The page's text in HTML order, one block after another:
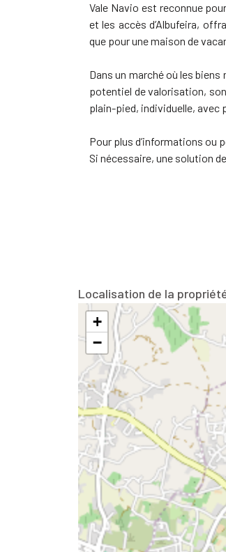
Vale Navio est reconnue
et les accès d’Albufeira,
que pour une maison de
Dans un marché où les
potentiel de valorisation,
plain-pied, individuelle, avec
Pour plus d’informations ou
Si nécessaire, une solution
Localisation de la
+
−